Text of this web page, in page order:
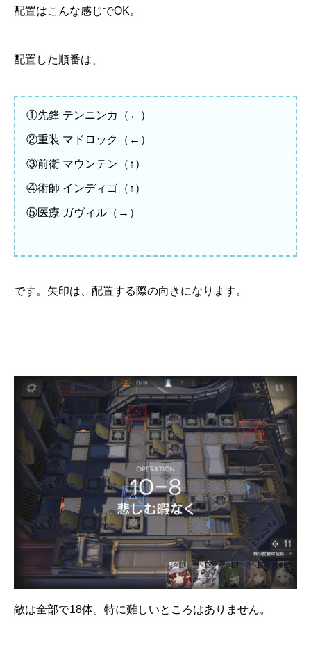
配置はこんな感じでOK。
配置した順番は、
①先鋒 テンニンカ（←）
②重装 マドロック（←）
③前衛 マウンテン（↑）
④術師 インディゴ（↑）
⑤医療 ガヴィル（→）
です。矢印は、配置する際の向きになります。
敵は全部で18体。特に難しいところはありません。